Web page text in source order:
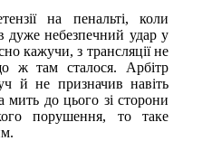
на пенальті, коли
небезпечний удар у
кажучи, з трансляції не
ж там сталося. Арбітр
й не призначив навіть
мить до цього зі сторони
порушення, то таке